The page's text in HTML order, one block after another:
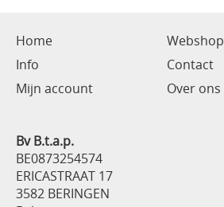
Home
Webshop
Info
Contact
Mijn account
Over ons
Bv B.t.a.p.
BE0873254574
ERICASTRAAT 17
3582 BERINGEN